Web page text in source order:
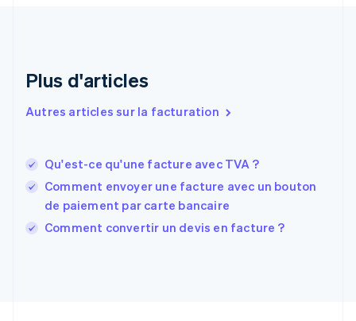
Plus d'articles
Autres articles sur la facturation
Qu'est-ce qu'une facture avec TVA ?
Comment envoyer une facture avec un bouton
de paiement par carte bancaire
Comment convertir un devis en facture ?
États-Unis
English Español 简体中文
Finlande
Gibraltar
English
Grèce
Hongrie